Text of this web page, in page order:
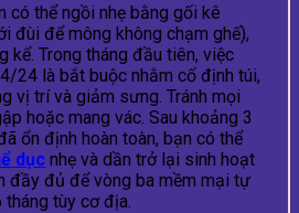
có thể ngồi nhẹ bằng gối kê
đùi để mông không chạm ghế),
kể. Trong tháng đầu tiên, việc
24 là bắt buộc nhằm cố định túi,
vị trí và giảm sưng. Tránh mọi
hoặc mang vác. Sau khoảng 3
ổn định hoàn toàn, bạn có thể
dục nhẹ và dần trở lại sinh hoạt
đầy đủ để vòng ba mềm mại tự
tùy cơ địa.